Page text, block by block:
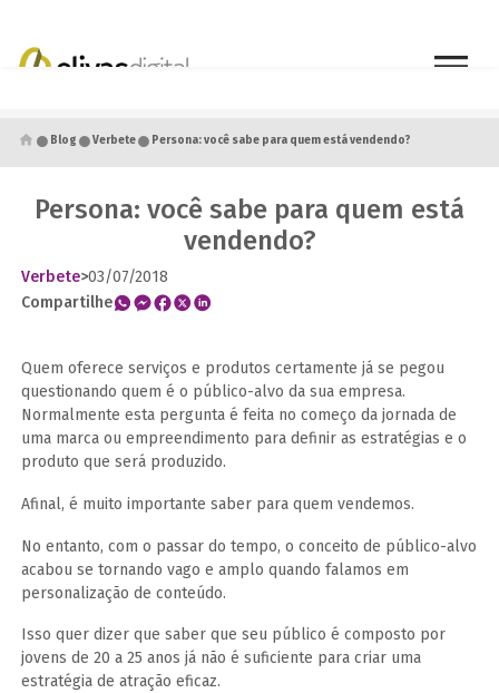
● Blog ●Verbete● Persona: você sabe para quem está vendendo?
Persona: você sabe para quem está
vendendo?
Verbete>03/07/2018
Compartilhe
Quem oferece serviços e produtos certamente já se pegou
questionando quem é o público-alvo da sua empresa.
Normalmente esta pergunta é feita no começo da jornada de
uma marca ou empreendimento para definir as estratégias e o
produto que será produzido.
Afinal, é muito importante saber para quem vendemos.
No entanto, com o passar do tempo, o conceito de público-alvo
acabou se tornando vago e amplo quando falamos em
personalização de conteúdo.
Isso quer dizer que saber que seu público é composto por
jovens de 20 a 25 anos já não é suficiente para criar uma
estratégia de atração eficaz.